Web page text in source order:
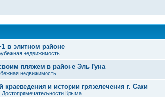
в элитном районе
недвижимость
пляжем в районе Эль Гуна
недвижимость
и истории грязелечения г. Саки
Достопримечательности Крыма